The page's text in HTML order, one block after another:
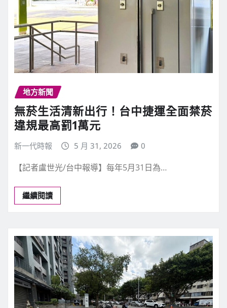
地方新聞
無菸生活清新出行！台中捷運全面禁菸
違規最高罰1萬元
新一代時報 5 月 31, 2026 0
【記者盧世光/台中報導】每年5月31日為…
繼續閱讀